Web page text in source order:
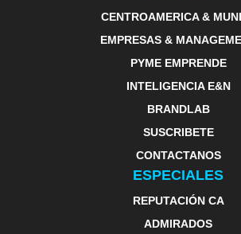
CENTROAMERICA &
EMPRESAS &
PYME EMPRENDE
INTELIGENCIA E&N
BRANDLAB
SUSCRIBETE
CONTACTANOS
ESPECIALES
REPUTACIÓN CA
ADMIRADOS